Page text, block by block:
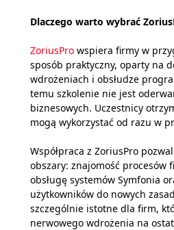
Dlaczego warto wybrać
ZoriusPro wspiera firmy w
sposób praktyczny, oparty na
wdrożeniach i obsłudze
temu szkolenie nie jest
biznesowych. Uczestnicy
mogą wykorzystać od razu w
Współpraca z ZoriusPro
obszary: znajomość procesów
obsługę systemów Symfonia
użytkowników do nowych
szczególnie istotne dla firm,
nerwowego wdrożenia na